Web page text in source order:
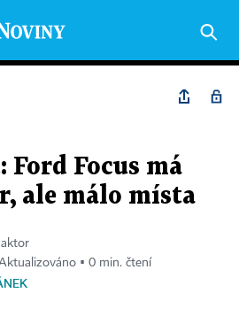
Ford Focus má
ale málo místa
Aktualizováno ▪ 0 min. čtení